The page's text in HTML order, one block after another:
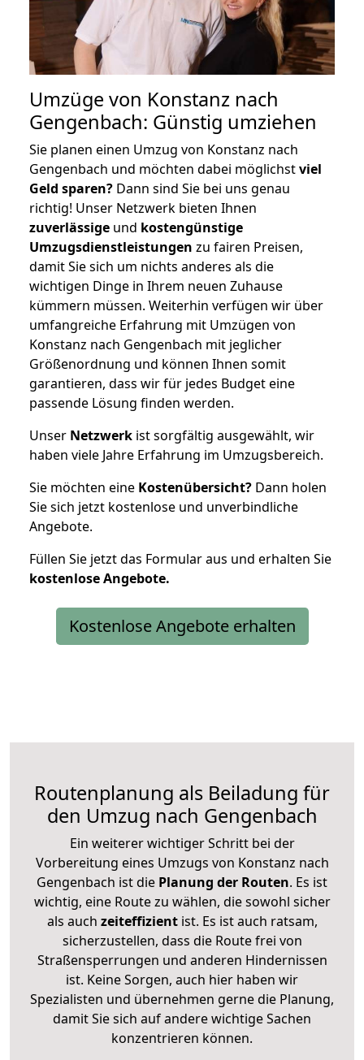
Umzüge von Konstanz nach
Gengenbach: Günstig umziehen
Sie planen einen Umzug von Konstanz nach
Gengenbach und möchten dabei möglichstviel
Geld sparen? Dann sind Sie bei uns genau
richtig! Unser Netzwerk bieten Ihnen
zuverlässige und kostengünstige
Umzugsdienstleistungen zu fairen Preisen,
damit Sie sich um nichts anderes als die
wichtigen Dinge in Ihrem neuen Zuhause
kümmern müssen. Weiterhin verfügen wir über
umfangreiche Erfahrung mit Umzügen von
Konstanz nach Gengenbach mit jeglicher
Größenordnung und können Ihnen somit
garantieren, dass wir für jedes Budget eine
passende Lösung finden werden.
Unser Netzwerk ist sorgfältig ausgewählt, wir
haben viele Jahre Erfahrung im Umzugsbereich.
Sie möchten eine Kostenübersicht? Dann holen
Sie sich jetzt kostenlose und unverbindliche
Angebote.
Füllen Sie jetzt das Formular aus und erhalten Sie
kostenloseAngebote.
Kostenlose Angebote erhalten
Routenplanung als Beiladung für
den Umzug nach Gengenbach
Ein weiterer wichtiger Schritt bei der
Vorbereitung eines Umzugs von Konstanz nach
Gengenbach ist die Planung der Routen. Es ist
wichtig, eine Route zu wählen, die sowohl sicher
als auch zeiteffizientist. Es ist auch ratsam,
sicherzustellen, dass die Route frei von
Straßensperrungen und anderen Hindernissen
ist. Keine Sorgen, auch hier haben wir
Spezialisten und übernehmen gerne die Planung,
damit Sie sich auf andere wichtige Sachen
konzentrieren können.